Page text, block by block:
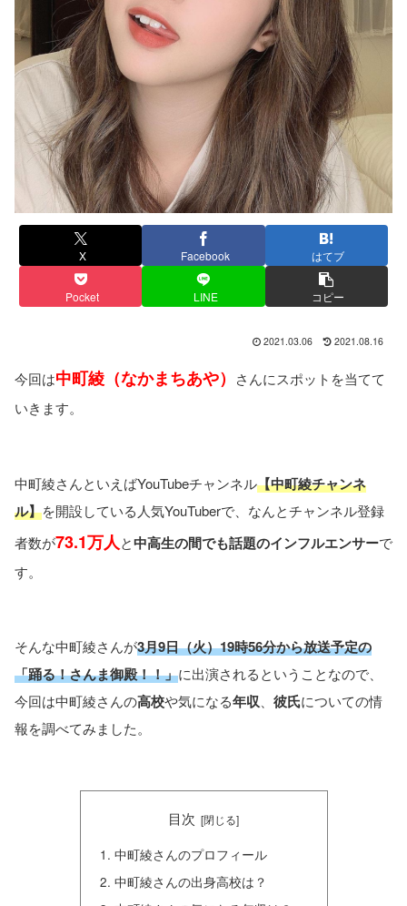
X Facebook はてブ
Pocket LINE コピー
2021.03.06 2021.08.16
今回は中町綾（なかまちあや）
さんにスポットを当てて
いきます。
中町綾さんといえばYouTubeチャンネル【中町綾チャンネ
ル】を開設している人気YouTuberで、なんとチャンネル登録
者数が73.1万人と中高生の間でも話題のインフルエンサーで
す。
そんな中町綾さんが3月9日（火）19時56分から放送予定の
「踊る！さんま御殿！！」に出演されるということなので、
今回は中町綾さんの高校や気になる年収 彼氏についての情
報を調べてみました。
目次
中町綾さんのプロフィール
中町綾さんの出身高校は？